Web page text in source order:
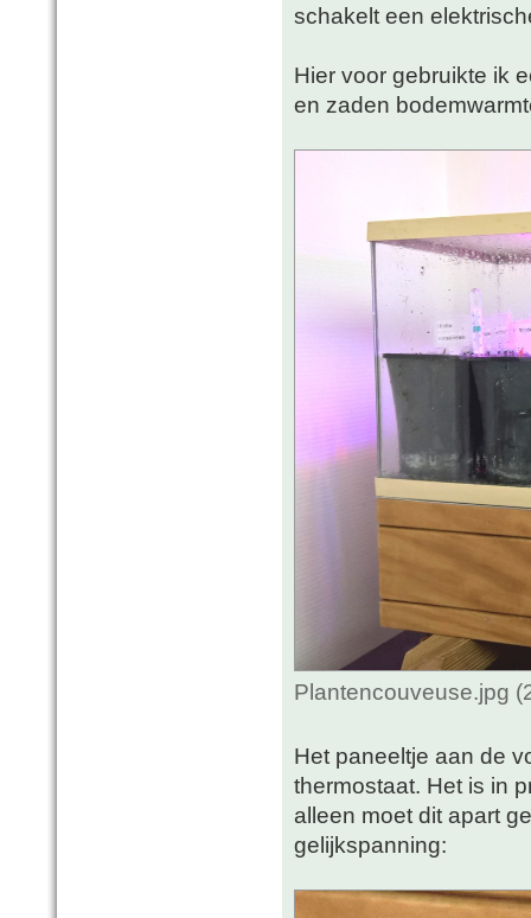
schakelt een
Hier voor gebruikte ik
en zaden
Plantencouveuse.jpg
Het paneeltje aan de
thermostaat. Het is in
alleen moet dit apart
gelijkspanning: